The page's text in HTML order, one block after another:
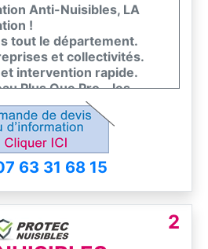
Anti-Nuisibles, LA
!
tout le département.
et collectivités.
intervention rapide.
Plus Que Pro - les
de France
63 31 68 15
2